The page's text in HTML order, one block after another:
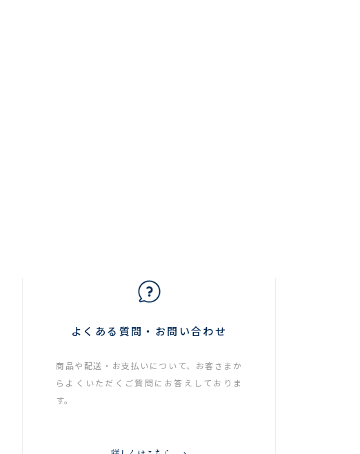
よくある質問・お問い合わせ
商品や配送・お支払いについて、お客さまか
らよくいただくご質問にお答えしておりま
す。